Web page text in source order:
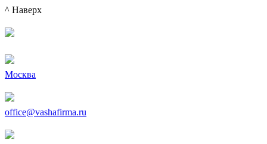
^ Наверх
Москва
office@vashafirma.ru